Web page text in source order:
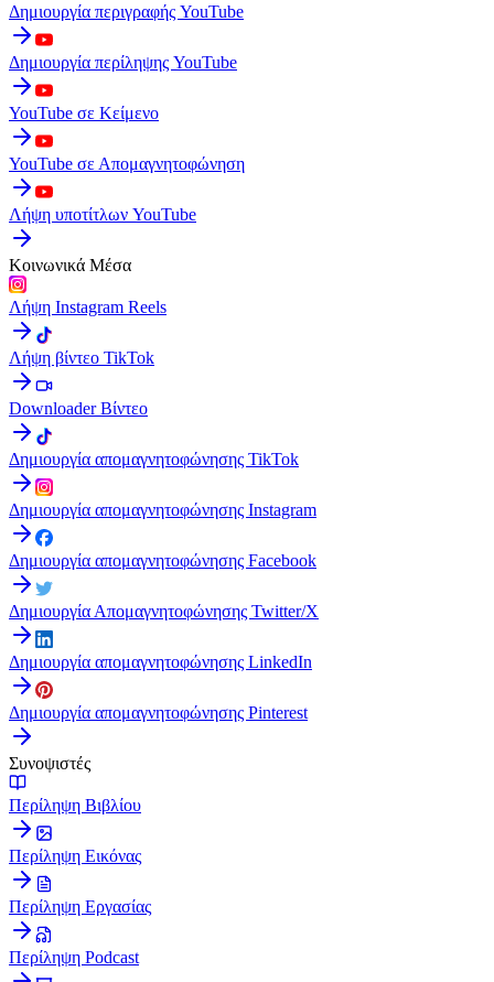
Δημιουργία περιγραφής YouTube
Δημιουργία περίληψης YouTube
YouTube σε Κείμενο
YouTube σε Απομαγνητοφώνηση
Λήψη υποτίτλων YouTube
Κοινωνικά Μέσα
Λήψη Instagram Reels
Λήψη βίντεο TikTok
Downloader Βίντεο
Δημιουργία απομαγνητοφώνησης TikTok
Δημιουργία απομαγνητοφώνησης Instagram
Δημιουργία απομαγνητοφώνησης Facebook
Δημιουργία Απομαγνητοφώνησης Twitter/X
Δημιουργία απομαγνητοφώνησης LinkedIn
Δημιουργία απομαγνητοφώνησης Pinterest
Συνοψιστές
Περίληψη Βιβλίου
Περίληψη Εικόνας
Περίληψη Εργασίας
Περίληψη Podcast